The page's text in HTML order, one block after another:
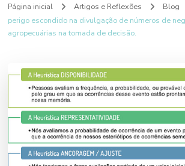
Página inicial Artigos e Reflexões Blog
perigo escondido na divulgação de números de
agropecuárias na tomada de decisão.